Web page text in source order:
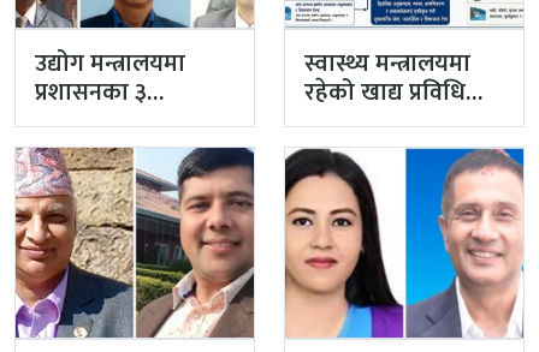
उद्योग मन्त्रालयमा
प्रशासनका ३
सहसचिव फाजिलमा
स्वास्थ्य मन्त्रालयमा
रहेको खाद्य प्रविधि
तथा गुण नियन्त्रण
विभाग विज्ञान…